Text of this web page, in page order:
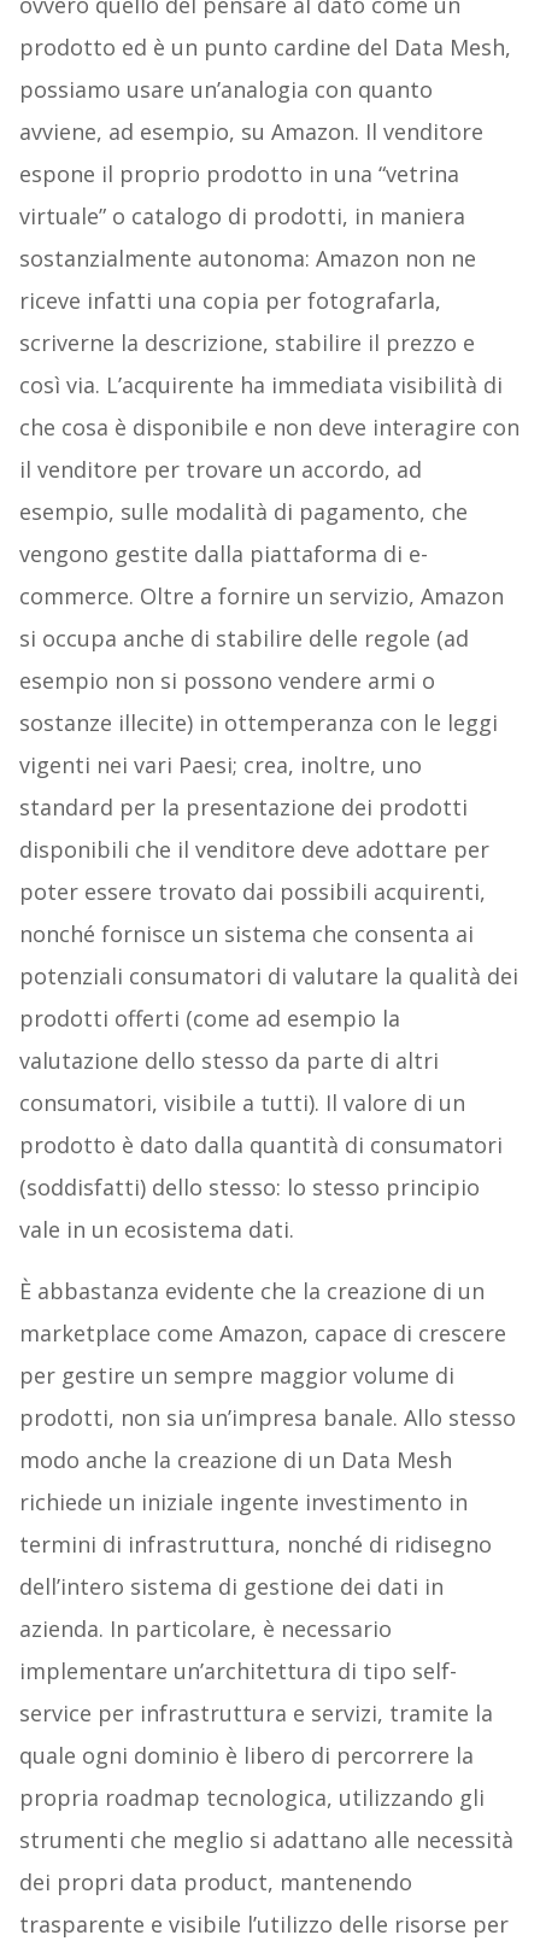
prodotto ed è un punto cardine del Data Mesh,
possiamo usare un’analogia con quanto
avviene, ad esempio, su Amazon. Il venditore
espone il proprio prodotto in una “vetrina
virtuale” o catalogo di prodotti, in maniera
sostanzialmente autonoma: Amazon non ne
riceve infatti una copia per fotografarla,
scriverne la descrizione, stabilire il prezzo e
così via. L’acquirente ha immediata visibilità di
che cosa è disponibile e non deve interagire con
il venditore per trovare un accordo, ad
esempio, sulle modalità di pagamento, che
vengono gestite dalla piattaforma di e-
commerce. Oltre a fornire un servizio, Amazon
si occupa anche di stabilire delle regole (ad
esempio non si possono vendere armi o
sostanze illecite) in ottemperanza con le leggi
vigenti nei vari Paesi; crea, inoltre, uno
standard per la presentazione dei prodotti
disponibili che il venditore deve adottare per
poter essere trovato dai possibili acquirenti,
nonché fornisce un sistema che consenta ai
potenziali consumatori di valutare la qualità dei
prodotti offerti (come ad esempio la
valutazione dello stesso da parte di altri
consumatori, visibile a tutti). Il valore di un
prodotto è dato dalla quantità di consumatori
(soddisfatti) dello stesso: lo stesso principio
vale in un ecosistema dati.
È abbastanza evidente che la creazione di un
marketplace come Amazon, capace di crescere
per gestire un sempre maggior volume di
prodotti, non sia un’impresa banale. Allo stesso
modo anche la creazione di un Data Mesh
richiede un iniziale ingente investimento in
termini di infrastruttura, nonché di ridisegno
dell’intero sistema di gestione dei dati in
azienda. In particolare, è necessario
implementare un’architettura di tipo self-
service per infrastruttura e servizi, tramite la
quale ogni dominio è libero di percorrere la
propria roadmap tecnologica, utilizzando gli
strumenti che meglio si adattano alle necessità
dei propri data product, mantenendo
trasparente e visibile l’utilizzo delle risorse per